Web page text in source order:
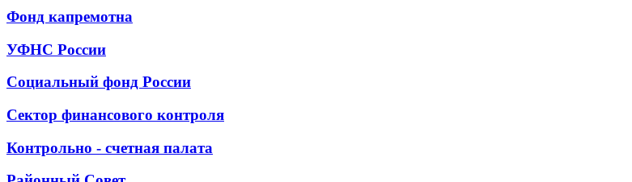
Фонд капремотна
УФНС России
Социальный фонд России
Сектор финансового контроля
Контрольно - счетная палата